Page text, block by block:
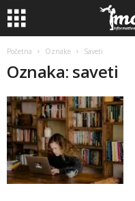
Početna Oznake Saveti
Oznaka: saveti